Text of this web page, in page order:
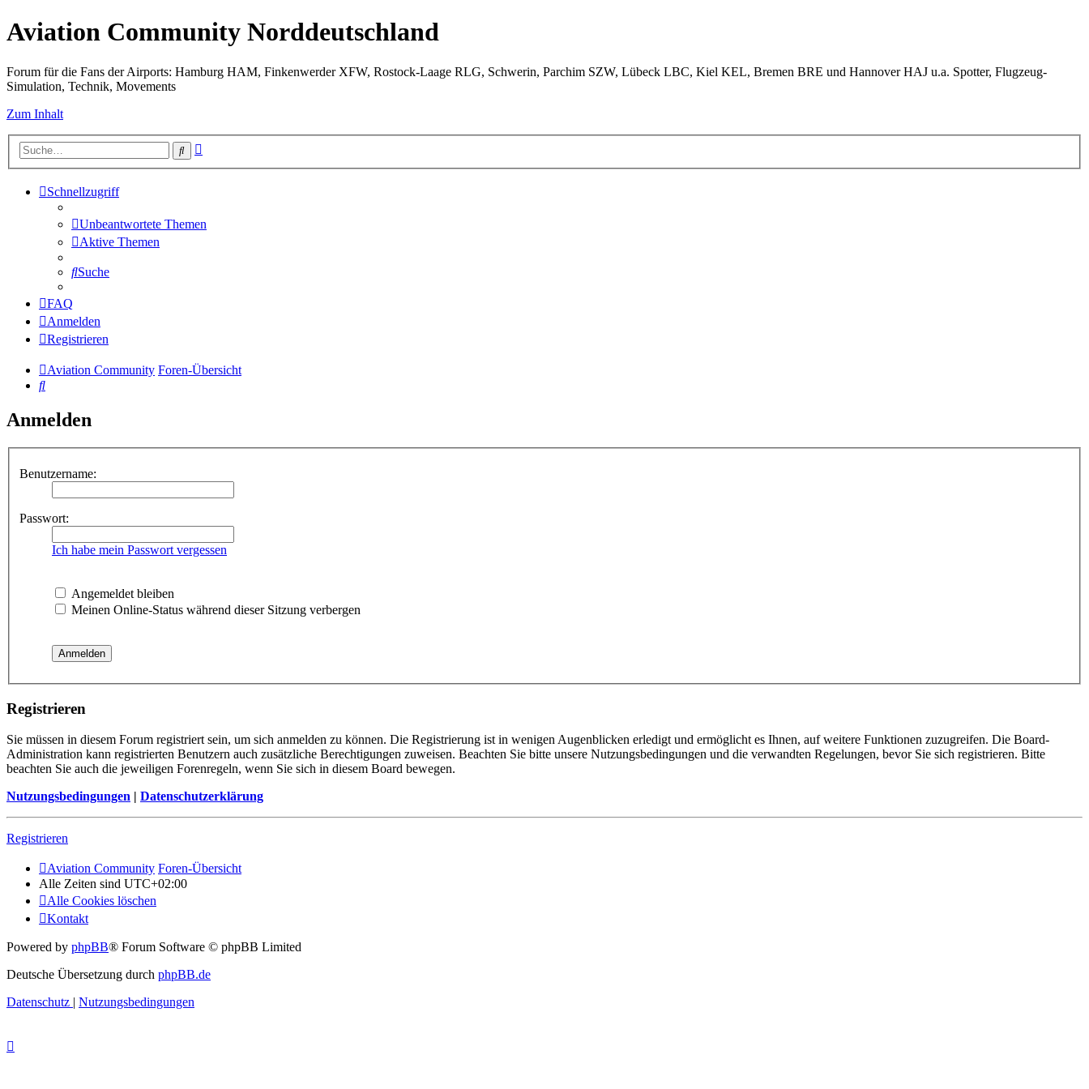
Aviation Community Norddeutschland
Forum für die Fans der Airports: Hamburg HAM, Finkenwerder XFW, Rostock-Laage RLG, Schwerin, Parchim SZW, Lübeck LBC, Kiel KEL, Bremen BRE und Hannover HAJ u.a. Spotter, Flugzeug-
Simulation, Technik, Movements
Zum Inhalt
Suche
Schnellzugriff
Unbeantwortete Themen
Aktive Themen
Suche
FAQ
Anmelden
Registrieren
Aviation Community Foren-Übersicht
Suche
Anmelden
Benutzername:
Passwort:
Ich habe mein Passwort vergessen
Angemeldet bleiben
Meinen Online-Status während dieser Sitzung verbergen
Registrieren
Sie müssen in diesem Forum registriert sein, um sich anmelden zu können. Die Registrierung ist in wenigen Augenblicken erledigt und ermöglicht es Ihnen, auf weitere Funktionen zuzugreifen. Die Board-
Administration kann registrierten Benutzern auch zusätzliche Berechtigungen zuweisen. Beachten Sie bitte unsere Nutzungsbedingungen und die verwandten Regelungen, bevor Sie sich registrieren. Bitte
beachten Sie auch die jeweiligen Forenregeln, wenn Sie sich in diesem Board bewegen.
Nutzungsbedingungen | Datenschutzerklärung
Registrieren
Aviation Community Foren-Übersicht
Alle Zeiten sind UTC+02:00
Alle Cookies löschen
Kontakt
Powered by phpBB® Forum Software © phpBB Limited
Deutsche Übersetzung durch phpBB.de
Datenschutz | Nutzungsbedingungen